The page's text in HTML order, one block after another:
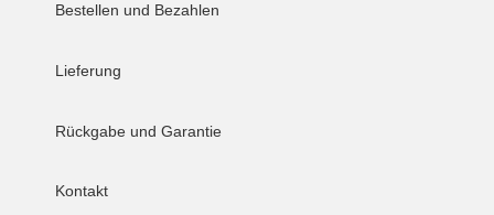
Bestellen und Bezahlen
Lieferung
Rückgabe und Garantie
Kontakt